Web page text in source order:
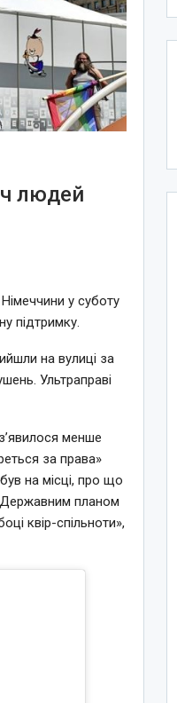
людей
у суботу
підтримку.
на вулиці за
Ультраправі
менше
за права»
на місці, про що
Державним планом
квір-спільноти»,